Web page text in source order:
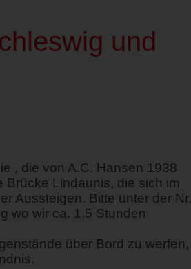
und
, die von A.C. Hansen 1938
Brücke Lindaunis, die sich im
Aussteigen. Bitte unter der Nr.
wo wir ca. 1,5 Stunden
über Bord zu werfen,